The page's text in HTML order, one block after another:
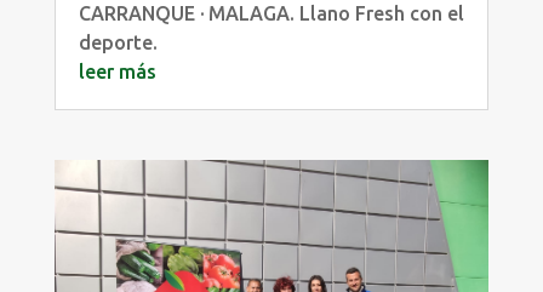
CARRANQUE · MALAGA. Llano Fresh con el
deporte.
leer más